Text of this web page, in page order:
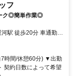
フ
ク◎簡単作業◎
駅 徒歩20分 車通勤、
クスプレス/流山おお
ら無料シャトルバス
時間/休憩60分) ▼出勤
契約日数によって希望